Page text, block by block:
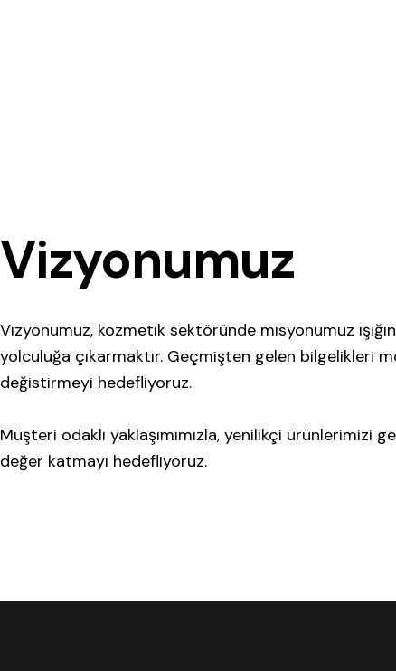
Vizyonumuz
Vizyonumuz, kozmetik sektöründe misyonumuz
yolculuğa çıkarmaktır. Geçmişten gelen bilgelikleri
değistirmeyi hedefliyoruz.
Müşteri odaklı yaklaşımımızla, yenilikçi ürünlerimizi
değer katmayı hedefliyoruz.